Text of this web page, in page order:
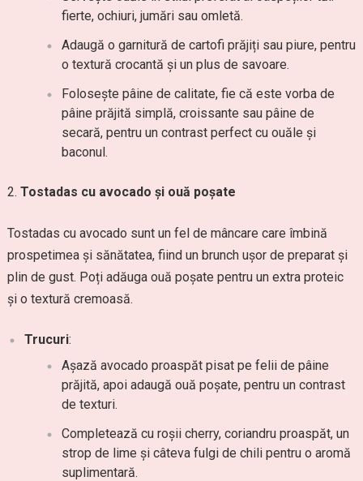
fierte, ochiuri, jumări sau omletă.
Adaugă o garnitură de cartofi prăjiți sau piure, pentru
o textură crocantă și un plus de savoare.
Folosește pâine de calitate, fie că este vorba de
pâine prăjită simplă, croissante sau pâine de
secară, pentru un contrast perfect cu ouăle și
baconul.
Tostadas cu avocado și ouă poșate
Tostadas cu avocado sunt un fel de mâncare care îmbină
prospetimea și sănătatea, fiind un brunch ușor de preparat și
plin de gust. Poți adăuga ouă poșate pentru un extra proteic
și o textură cremoasă.
Trucuri:
Așază avocado proaspăt pisat pe felii de pâine
prăjită, apoi adaugă ouă poșate, pentru un contrast
de texturi.
Completează cu roșii cherry, coriandru proaspăt, un
strop de lime și câteva fulgi de chili pentru o aromă
suplimentară.